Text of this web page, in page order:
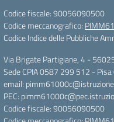
Codice fiscale: 90056090500
Codice meccanografico:
Codice Indice delle Pubbliche
Via Brigate Partigiane, 4 -
Sede CPIA 0587 299 512 -
email:
PEC:
Codice fiscale: 90056090500